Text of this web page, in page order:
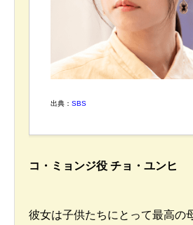
出典： SBS
コ・ミョンジ役 チョ・ユンヒ
彼女は子供たちにとって最高の